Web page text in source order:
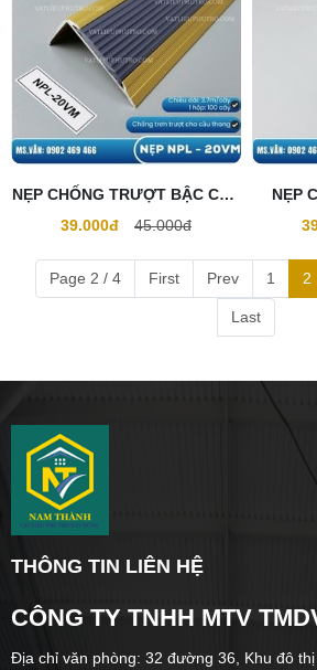
NẸP CHỐNG TRƯỢT BẬC CẦU
THANG NPL - 20VM
39.000đ 45.000đ
NẸP
Page 2 / 4 First Prev 1 2
Last
THÔNG TIN LIÊN HỆ
CÔNG TY TNHH MTV
Địa chỉ văn phòng: 32 đường 36, Khu đô